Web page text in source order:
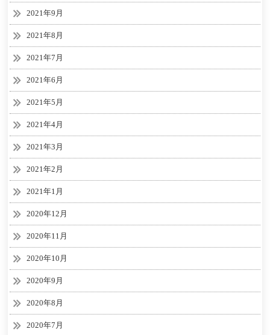
2021年9月
2021年8月
2021年7月
2021年6月
2021年5月
2021年4月
2021年3月
2021年2月
2021年1月
2020年12月
2020年11月
2020年10月
2020年9月
2020年8月
2020年7月